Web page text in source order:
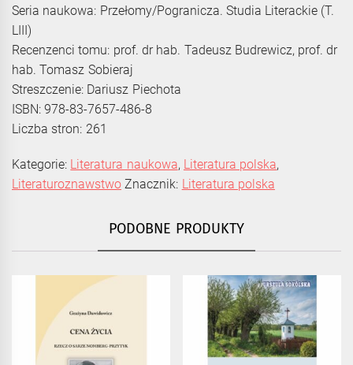
Seria naukowa: Przełomy/Pogranicza. Studia Literackie (T.
LIII)
Recenzenci tomu: prof. dr hab. Tadeusz Budrewicz, prof. dr
hab. Tomasz Sobieraj
Streszczenie: Dariusz Piechota
ISBN: 978-83-7657-486-8
Liczba stron: 261
Kategorie: Literatura naukowa, Literatura polska,
Literaturoznawstwo Znacznik: Literatura polska
PODOBNE PRODUKTY